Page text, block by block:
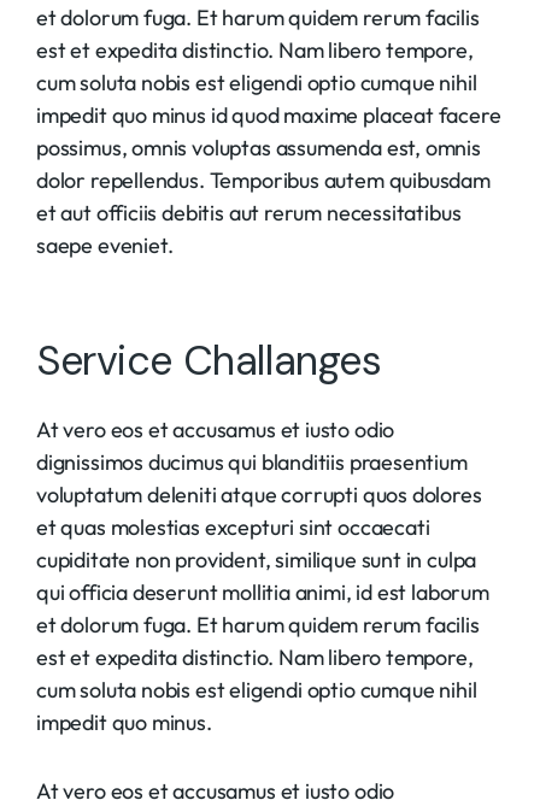
et dolorum fuga. Et harum quidem rerum facilis
est et expedita distinctio. Nam libero tempore,
cum soluta nobis est eligendi optio cumque nihil
impedit quo minus id quod maxime placeat facere
possimus, omnis voluptas assumenda est, omnis
dolor repellendus. Temporibus autem quibusdam
et aut officiis debitis aut rerum necessitatibus
saepe eveniet.
Service Challanges
At vero eos et accusamus et iusto odio
dignissimos ducimus qui blanditiis praesentium
voluptatum deleniti atque corrupti quos dolores
et quas molestias excepturi sint occaecati
cupiditate non provident, similique sunt in culpa
qui officia deserunt mollitia animi, id est laborum
et dolorum fuga. Et harum quidem rerum facilis
est et expedita distinctio. Nam libero tempore,
cum soluta nobis est eligendi optio cumque nihil
impedit quo minus.
At vero eos et accusamus et iusto odio